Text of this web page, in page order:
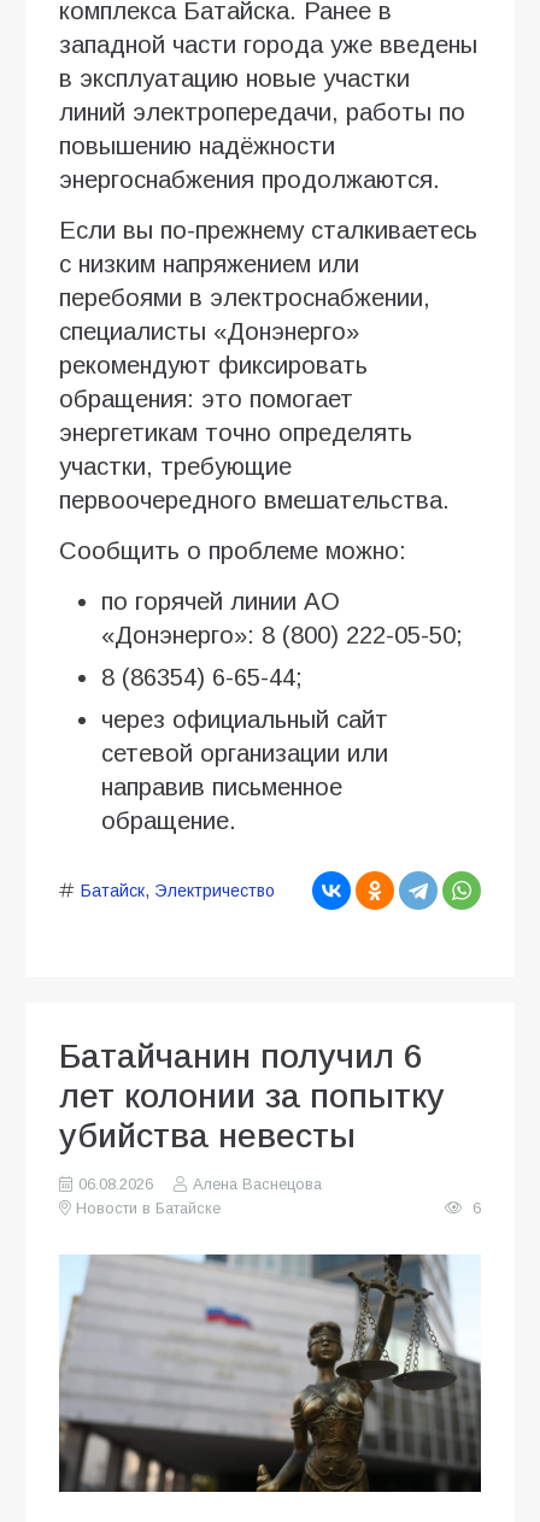
комплекса Батайска. Ранее в
западной части города уже введены
в эксплуатацию новые участки
линий электропередачи, работы по
повышению надёжности
энергоснабжения продолжаются.
Если вы по-прежнему сталкиваетесь
с низким напряжением или
перебоями в электроснабжении,
специалисты «Донэнерго»
рекомендуют фиксировать
обращения: это помогает
энергетикам точно определять
участки, требующие
первоочередного вмешательства.
Сообщить о проблеме можно:
по горячей линии АО
«Донэнерго»: 8 (800) 222-05-50;
8 (86354) 6-65-44;
через официальный сайт
сетевой организации или
направив письменное
обращение.
Батайск, Электричество
Батайчанин получил 6
лет колонии за попытку
убийства невесты
06.08.2026
Алена Васнецова
Новости в Батайске
6